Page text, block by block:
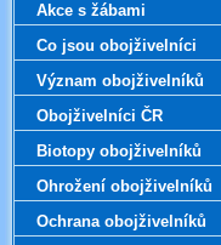
Akce s žábami
Co jsou obojživelníci
Význam obojživelníků
Obojživelníci ČR
Biotopy obojživelníků
Ohrožení obojživelníků
Ochrana obojživelníků